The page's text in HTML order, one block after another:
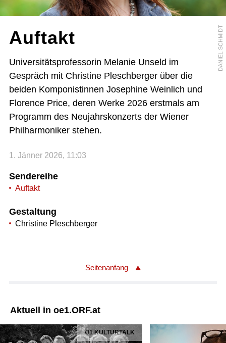
DANIEL SCHMIDT
Auftakt
Universitätsprofessorin Melanie Unseld im
Gespräch mit Christine Pleschberger über die
beiden Komponistinnen Josephine Weinlich und
Florence Price, deren Werke 2026 erstmals am
Programm des Neujahrskonzerts der Wiener
Philharmoniker stehen.
1. Jänner 2026, 11:03
Sendereihe
Auftakt
Gestaltung
Christine Pleschberger
Seitenanfang
Aktuell in oe1.ORF.at
Ö1 KULTURTALK